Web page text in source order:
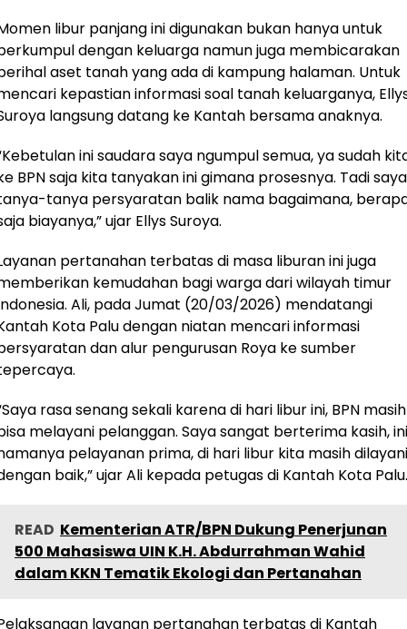
libur panjang ini digunakan bukan hanya untuk
dengan keluarga namun juga membicarakan
aset tanah yang ada di kampung halaman. Untuk
kepastian informasi soal tanah keluarganya,
langsung datang ke Kantah bersama anaknya.
ini saudara saya ngumpul semua, ya sudah
BPN saja kita tanyakan ini gimana prosesnya. Tadi saya
tanya persyaratan balik nama bagaimana,
biayanya,” ujar Ellys Suroya.
pertanahan terbatas di masa liburan ini juga
kemudahan bagi warga dari wilayah timur
Ali, pada Jumat (20/03/2026) mendatangi
Kota Palu dengan niatan mencari informasi
dan alur pengurusan Roya ke sumber
rasa senang sekali karena di hari libur ini, BPN masih
melayani pelanggan. Saya sangat berterima kasih, ini
pelayanan prima, di hari libur kita masih dilayani
baik,” ujar Ali kepada petugas di Kantah Kota Palu.
READ Kementerian ATR/BPN Dukung Penerjunan
500 Mahasiswa UIN K.H. Abdurrahman Wahid
dalam KKN Tematik Ekologi dan Pertanahan
layanan pertanahan terbatas di Kantah